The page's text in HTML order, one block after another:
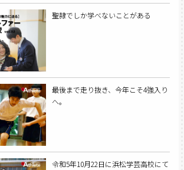
聖隷でしか学べないことがある
最後まで走り抜き、今年こそ4強入り
へ。
令和5年10月22日に浜松学芸高校にて